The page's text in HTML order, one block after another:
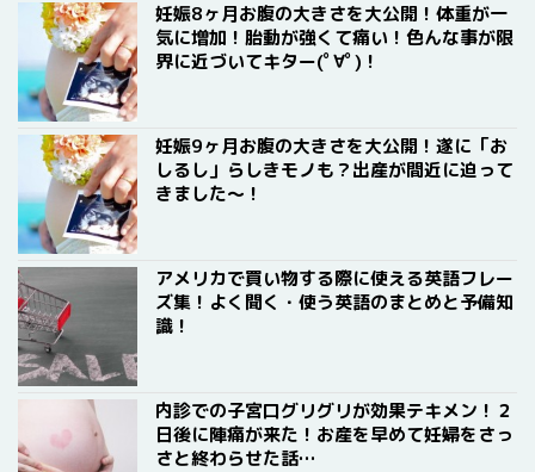
妊娠8ヶ月お腹の大きさを大公開！体重が一
気に増加！胎動が強くて痛い！色んな事が限
界に近づいてキター(ﾟ∀ﾟ)！
妊娠9ヶ月お腹の大きさを大公開！遂に「お
しるし」らしきモノも？出産が間近に迫って
きました〜！
アメリカで買い物する際に使える英語フレー
ズ集！よく聞く・使う英語のまとめと予備知
識！
内診での子宮口グリグリが効果テキメン！２
日後に陣痛が来た！お産を早めて妊婦をさっ
さと終わらせた話…